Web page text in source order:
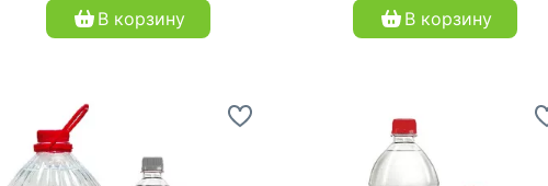
В корзину В корзину